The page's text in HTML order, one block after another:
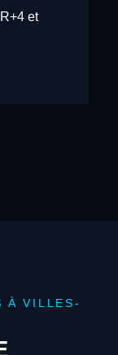
et
À VILLES-